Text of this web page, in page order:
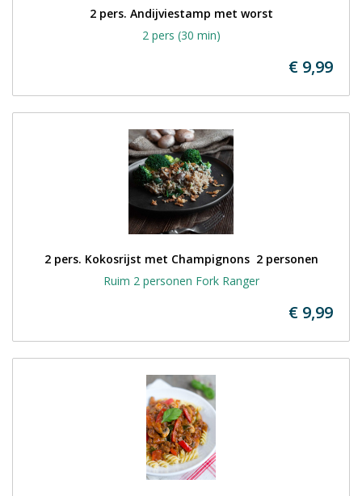
2 pers. Andijviestamp met worst
2 pers (30 min)
€ 9,99
2 pers. Kokosrijst met Champignons  2 personen
Ruim 2 personen Fork Ranger
€ 9,99